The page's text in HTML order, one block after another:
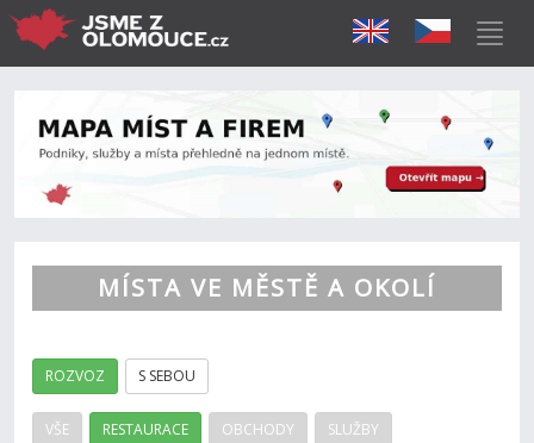
MÍSTA VE MĚSTĚ A OKOLÍ
ROZVOZ S SEBOU
VŠE RESTAURACE OBCHODY SLUŽBY